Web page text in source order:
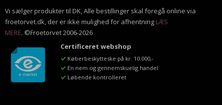
Vi sælger produkter til DK, Alle bestillinger skal foregå online via
froetorvet.dk, der er ikke mulighed for afhentning LÆS
MERE. ©Froetorvet 2006-2026
Certificeret webshop
Køberbeskytteske på kr. 10.000,-
En nem og gennemskuelig handel
Løbende kontrolleret